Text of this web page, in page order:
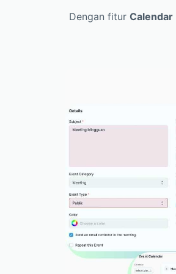
Dengan fitur Calendar